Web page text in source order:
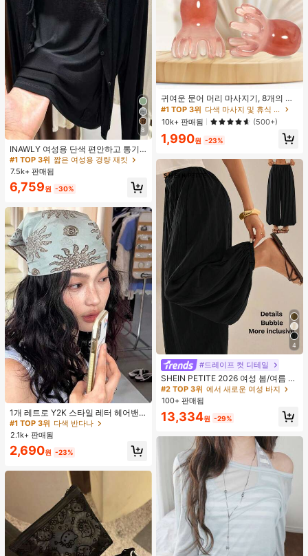
8
INAWLY 여성용 단색 편안하고 통기
성 좋은 긴 소매 앞면 버튼 캐주얼 다
용도 얇은 가디건
#1 TOP 3위
짧은 여성용 경량 재킷
거의 매진!
#1 TOP 3위 짧은 여성용 경량 재킷
거의 매진!
#1 TOP 3위 짧은 여성용 경량 재킷
거의 매진!
#1 TOP 3위
짧은 여성용 경량 재킷
7.5k+ 판매됨
6,759원 -30%
1개 레트로 Y2K 스타일 레터 헤어밴
드, 스트리트 패션 다용도 헤어 스카프
여성용 여름 헤어 액세서리 여성 반다
나
#1 TOP 3위 다색 반다나
거의 매진!
#1 TOP 3위 다색 반다나
거의 매진!
#1 TOP 3위 다색 반다나
거의 매진!
#1 TOP 3위
다색 반다나
2.1k+ 판매됨
2,690원 -23%
귀여운 문어 머리 마사지기, 8개의 촉
수, 머리 마사지기, 괄사 페이셜 도구,
머리 & 몸 이완, 독특한 마사지 포인
트, 수동 딥 티슈 마사지 도구, 학교, 개
학, 여행, 여행 필수품, 가정 필수품, 스
파, 마사지 도구, 마사지
#1 TOP 3위
다색 마사지 및 휴식 도구
10k+ 판매됨
(500+)
1,990원 -23%
4
#드레이프 컷 디테일
SHEIN PETITE 2026 여성 봄/여름 리
조트 컬렉션: 우아한 올리브 그린 루즈
핏 벨보텀 팬츠.
#2 TOP 3위 에서 새로운 여성 바지
거의 매진!
#2 TOP 3위 에서 새로운 여성 바지
거의 매진!
#2 TOP 3위 에서 새로운 여성 바지
거의 매진!
#2 TOP 3위 에서 새로운 여성 바지
거의 매진!
100+ 판매됨
13,334원 -29%